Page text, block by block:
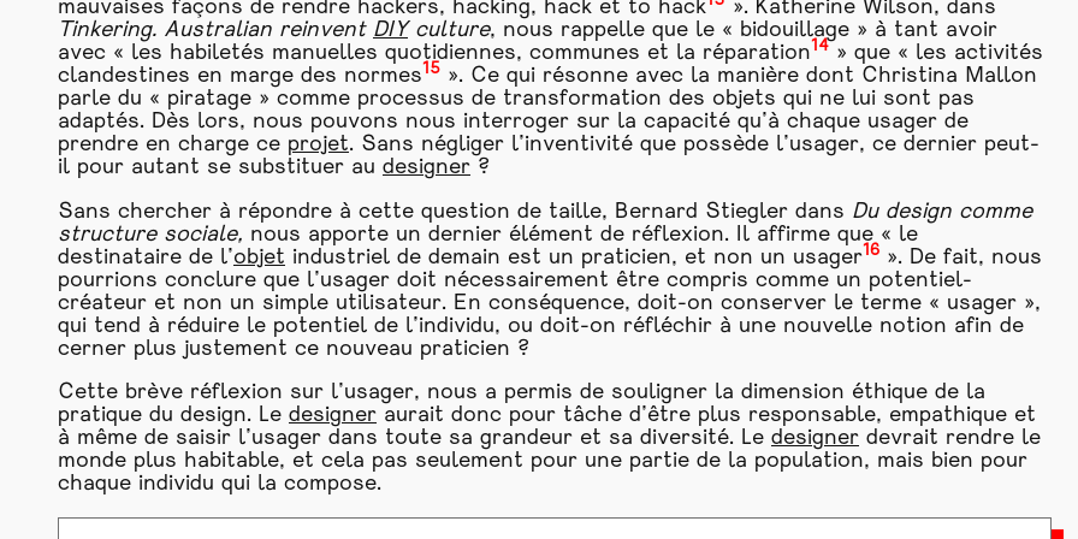
mauvaises façons de rendre hackers, hacking, hack et to hack
». Katherine Wilson, dans
Tinkering. Australian reinvent DIYculture, nous rappelle que le « bidouillage » à tant avoir
avec « les habiletés manuelles quotidiennes, communes et la réparation14 » que « les activités
clandestines en marge des normes15 ». Ce qui résonne avec la manière dont Christina Mallon
parle du « piratage » comme processus de transformation des objets qui ne lui sont pas
adaptés. Dès lors, nous pouvons nous interroger sur la capacité qu’à chaque usager de
prendre en charge ce projet. Sans négliger l’inventivité que possède l’usager, ce dernier peut-
il pour autant se substituer au designer ?
Sans chercher à répondre à cette question de taille, Bernard Stiegler dans Du design comme
structure sociale, nous apporte un dernier élément de réflexion. Il affirme que « le
destinataire de l’objet industriel de demain est un praticien, et non un usager16 ». De fait, nous
pourrions conclure que l’usager doit nécessairement être compris comme un potentiel-
créateur et non un simple utilisateur. En conséquence, doit-on conserver le terme « usager »,
qui tend à réduire le potentiel de l’individu, ou doit-on réfléchir à une nouvelle notion afin de
cerner plus justement ce nouveau praticien ?
Cette brève réflexion sur l’usager, nous a permis de souligner la dimension éthique de la
pratique du design. Le designer aurait donc pour tâche d’être plus responsable, empathique et
à même de saisir l’usager dans toute sa grandeur et sa diversité. Le designer devrait rendre le
monde plus habitable, et cela pas seulement pour une partie de la population, mais bien pour
chaque individu qui la compose.